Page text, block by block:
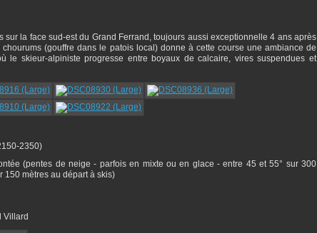
sur la face sud-est du Grand Ferrand, toujours aussi exceptionnelle 4 ans après
(gouffre dans le patois local) donne à cette course une ambiance de
le skieur-alpiniste progresse entre boyaux de calcaire, vires suspendues et
2350)
(pentes de neige - parfois en mixte ou en glace - entre 45 et 55° sur 300
150 mètres au départ à skis)
Villard